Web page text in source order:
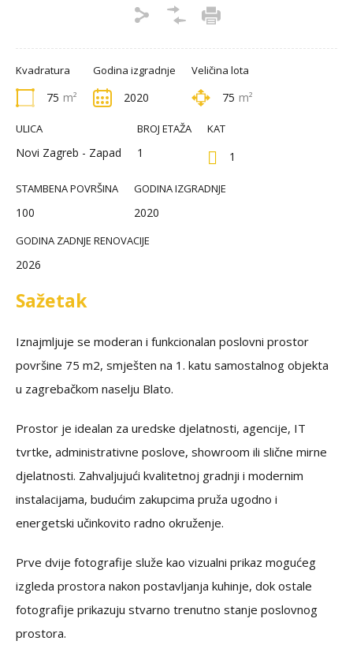
Kvadratura
75 m²
Godina izgradnje
2020
Veličina lota
75 m²
ULICA
Novi Zagreb - Zapad
BROJ ETAŽA
1
KAT
1
STAMBENA POVRŠINA
100
GODINA IZGRADNJE
2020
GODINA ZADNJE RENOVACIJE
2026
Sažetak
Iznajmljuje se moderan i funkcionalan poslovni prostor
površine 75 m2, smješten na 1. katu samostalnog objekta
u zagrebačkom naselju Blato.
Prostor je idealan za uredske djelatnosti, agencije, IT
tvrtke, administrativne poslove, showroom ili slične mirne
djelatnosti. Zahvaljujući kvalitetnoj gradnji i modernim
instalacijama, budućim zakupcima pruža ugodno i
energetski učinkovito radno okruženje.
Prve dvije fotografije služe kao vizualni prikaz mogućeg
izgleda prostora nakon postavljanja kuhinje, dok ostale
fotografije prikazuju stvarno trenutno stanje poslovnog
prostora.